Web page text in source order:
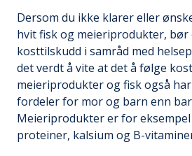
Dersom du ikke klarer eller
hvit fisk og meieriprodukter, bør
kosttilskudd i samråd med
det verdt å vite at det å følge
meieriprodukter og fisk også
fordeler for mor og barn enn
Meieriprodukter er for
proteiner, kalsium og B-